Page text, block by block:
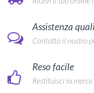
Assistenza
Contatta il nostro
Reso facile
Restituisci la